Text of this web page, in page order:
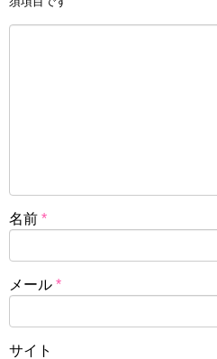
名前 *
メール *
サイト